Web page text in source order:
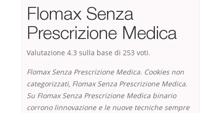
Flomax Senza
Prescrizione Medica
Valutazione 4.3 sulla base di 253 voti.
Flomax Senza Prescrizione Medica. Cookies non
categorizzati, Flomax Senza Prescrizione Medica.
Su Flomax Senza Prescrizione Medica binario
corrono linnovazione e le nuove tecniche sempre